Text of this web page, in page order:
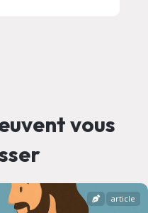
vous
article